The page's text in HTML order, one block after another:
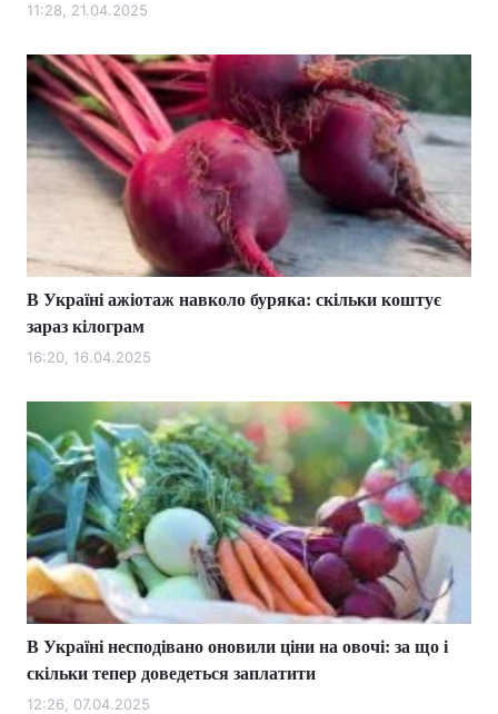
11:28, 21.04.2025
В Україні ажіотаж навколо буряка: скільки коштує
зараз кілограм
16:20, 16.04.2025
В Україні несподівано оновили ціни на овочі: за що і
скільки тепер доведеться заплатити
12:26, 07.04.2025